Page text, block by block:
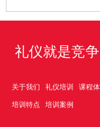
礼仪就是竞
关于我们 礼仪培训 课程
培训特点 培训案例